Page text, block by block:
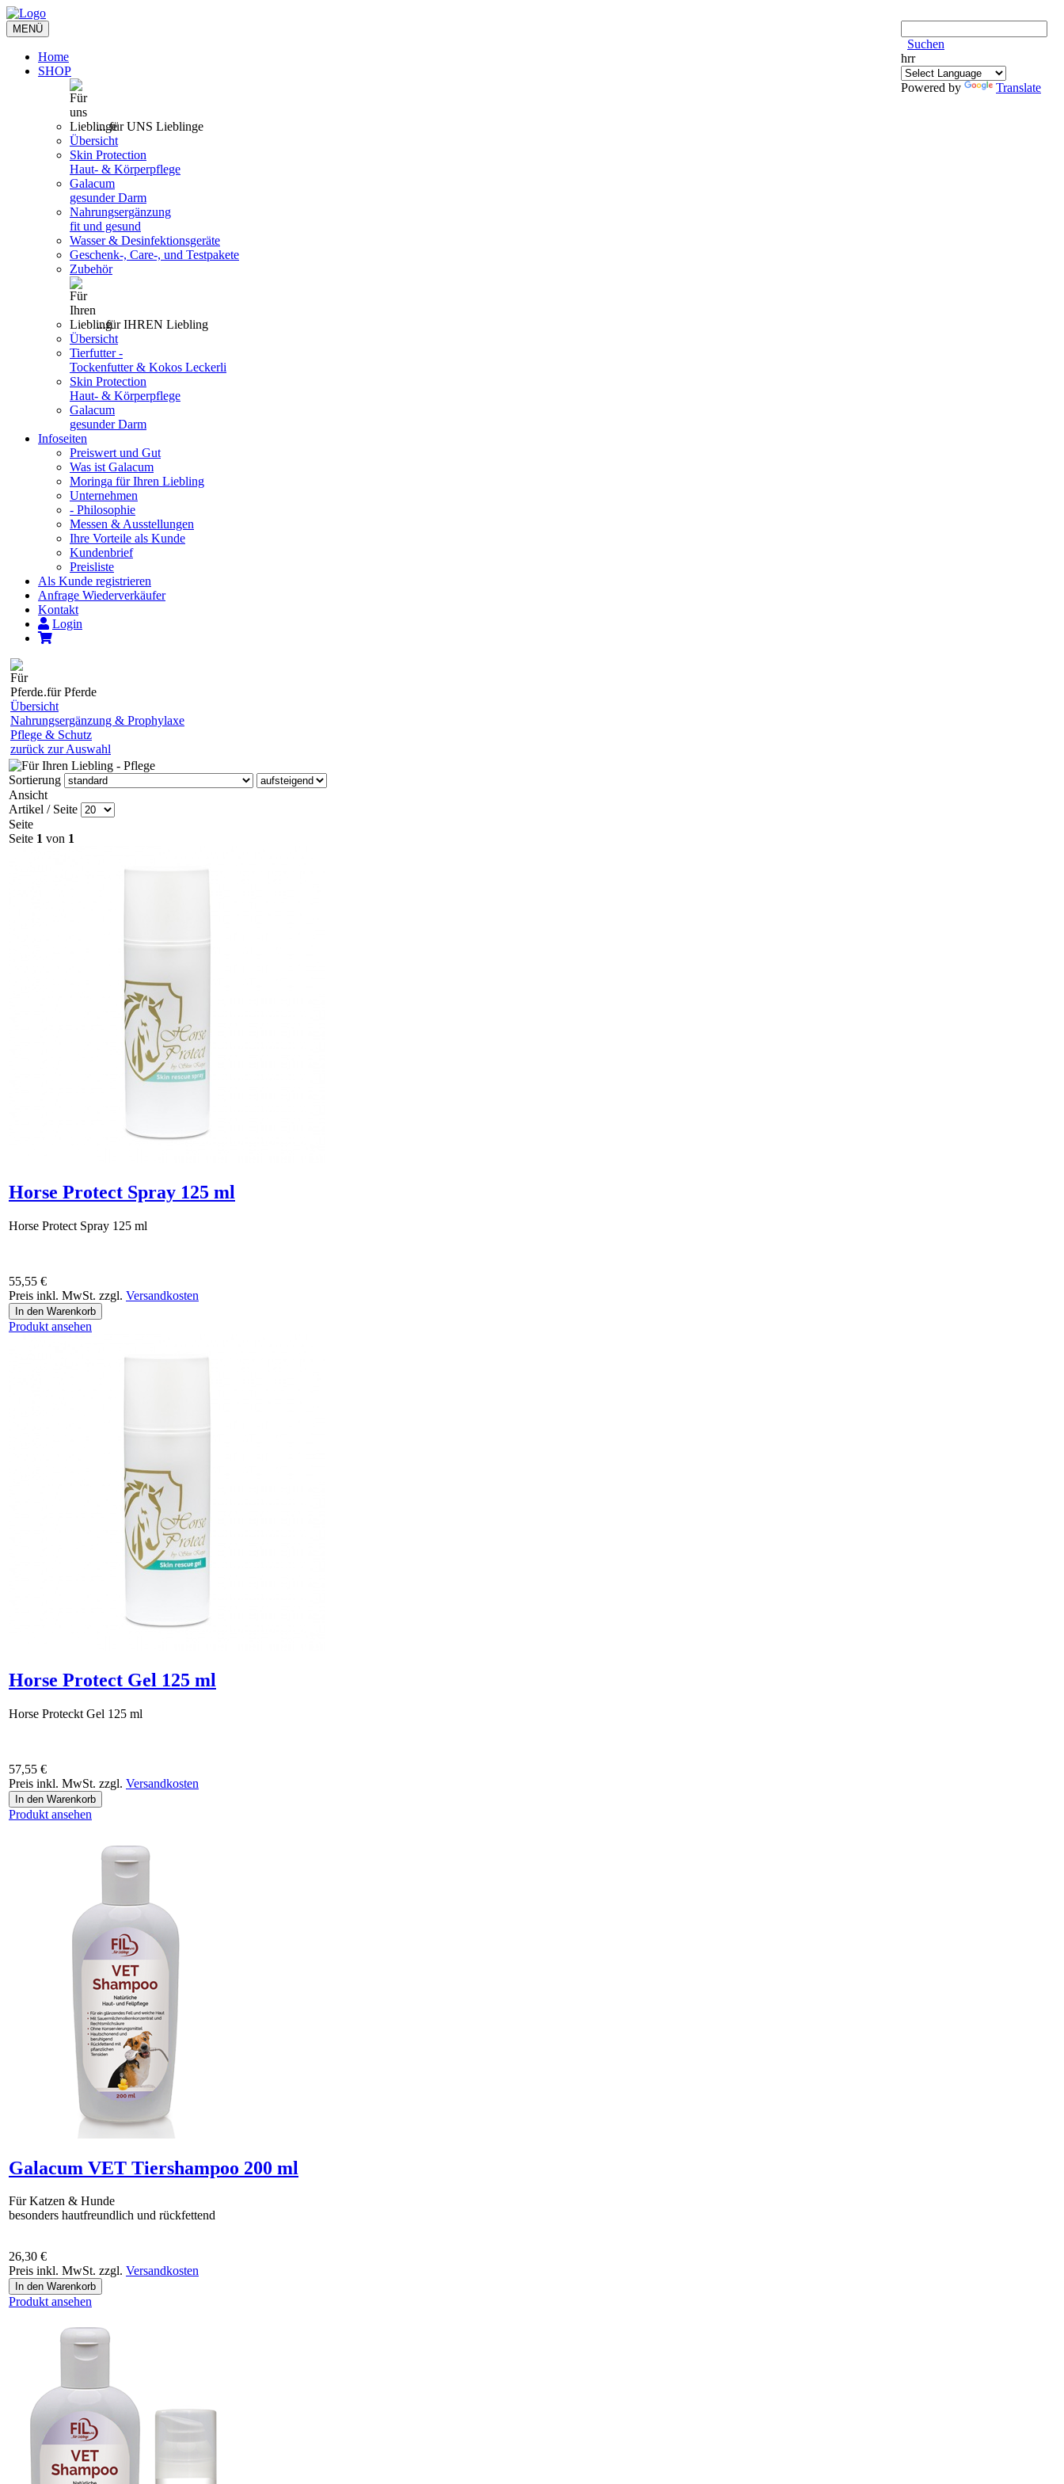
Suchen
hrr
Powered by Translate
Toggle
navigation
MENÜ
Home
SHOP
... für UNS Lieblinge
Übersicht
Skin Protection
Haut- & Körperpflege
Galacum
gesunder Darm
Nahrungsergänzung
fit und gesund
Wasser & Desinfektionsgeräte
Geschenk-, Care-, und Testpakete
Zubehör
...für IHREN Liebling
Übersicht
Tierfutter -
Tockenfutter & Kokos Leckerli
Skin Protection
Haut- & Körperpflege
Galacum
gesunder Darm
Infoseiten
Preiswert und Gut
Was ist Galacum
Moringa für Ihren Liebling
Unternehmen
- Philosophie
Messen & Ausstellungen
Ihre Vorteile als Kunde
Kundenbrief
Preisliste
Als Kunde registrieren
Anfrage Wiederverkäufer
Kontakt
Login
...für Pferde
Übersicht
Nahrungsergänzung & Prophylaxe
Pflege & Schutz
zurück zur Auswahl
Sortierung
Ansicht
Artikel / Seite
Seite
Seite 1 von 1
Horse Protect Spray 125 ml
Horse Protect Spray 125 ml
55,55 €
Preis inkl. MwSt. zzgl. Versandkosten
Produkt ansehen
Horse Protect Gel 125 ml
Horse Proteckt Gel 125 ml
57,55 €
Preis inkl. MwSt. zzgl. Versandkosten
Produkt ansehen
Galacum VET Tiershampoo 200 ml
Für Katzen & Hunde
besonders hautfreundlich und rückfettend
26,30 €
Preis inkl. MwSt. zzgl. Versandkosten
Produkt ansehen